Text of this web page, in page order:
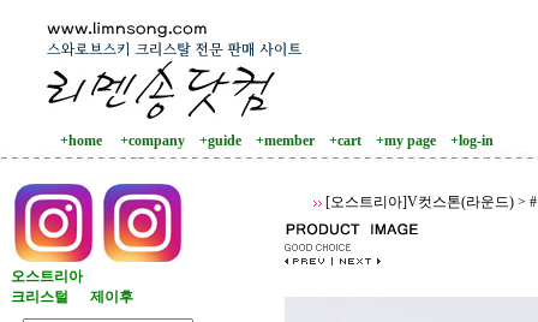
+home +company +guide +member +cart +my page +log-in
오스트리아
크리스털
제이후
[오스트리아]V컷스톤(라운드) >